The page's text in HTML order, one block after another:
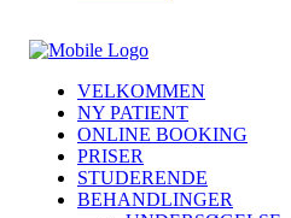
VELKOMMEN
NY PATIENT
ONLINE BOOKING
PRISER
STUDERENDE
BEHANDLINGER